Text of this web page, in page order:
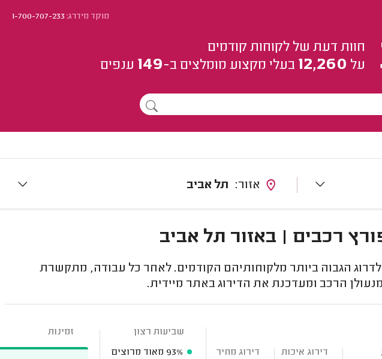
מוקד מידרג:1-700-707-233
חוות דעת של לקוחות קודמים
על 12,260 בעלי מקצוע מומלצים ב-149 ענפים
תל אביב
רכבים | באזור תל אביב
הגבוה ביותר מלקוחותיהם הקודמים. לאחר כל עבודה, מתקשרת
הרכב ומעדכנת את הדירוג באתר מיידית.
דירוג איכות דירוג מחיר
שביעות רצון
93% מאוד מרוצים
זמינות